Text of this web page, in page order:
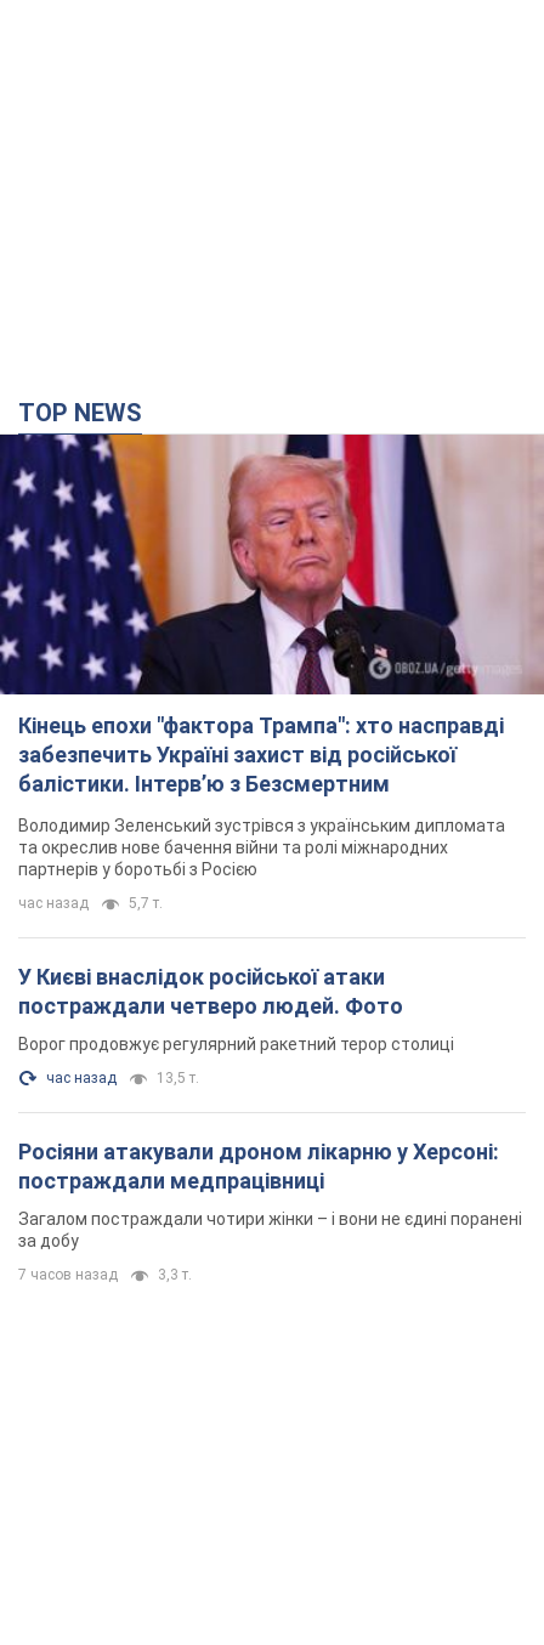
TOP NEWS
Кінець епохи "фактора Трампа": хто насправді
забезпечить Україні захист від російської
балістики. Інтерв’ю з Безсмертним
Володимир Зеленський зустрівся з українським дипломата
та окреслив нове бачення війни та ролі міжнародних
партнерів у боротьбі з Росією
час назад 5,7 т.
У Києві внаслідок російської атаки
постраждали четверо людей. Фото
Ворог продовжує регулярний ракетний терор столиці
час назад 13,5 т.
Росіяни атакували дроном лікарню у Херсоні:
постраждали медпрацівниці
Загалом постраждали чотири жінки – і вони не єдині поранені
за добу
7 часов назад 3,3 т.